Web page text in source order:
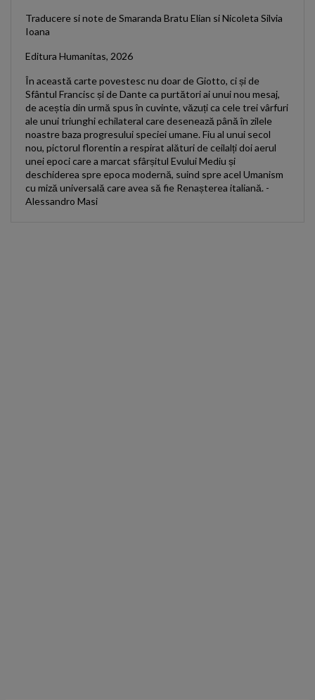
Traducere si note de Smaranda Bratu Elian si Nicoleta Silvia
Ioana
Editura Humanitas, 2026
În această carte povestesc nu doar de Giotto, ci și de
Sfântul Francisc și de Dante ca purtători ai unui nou mesaj,
de aceștia din urmă spus în cuvinte, văzuți ca cele trei vârfuri
ale unui triunghi echilateral care desenează până în zilele
noastre baza progresului speciei umane. Fiu al unui secol
nou, pictorul florentin a respirat alături de ceilalți doi aerul
unei epoci care a marcat sfârșitul Evului Mediu și
deschiderea spre epoca modernă, suind spre acel Umanism
cu miză universală care avea să fie Renașterea italiană. -
Alessandro Masi